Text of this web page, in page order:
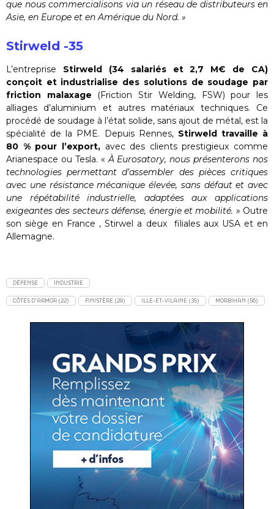
que nous commercialisons via un réseau de distributeurs en
Asie, en Europe et en Amérique du Nord. »
Stirweld -35
L’entreprise Stirweld (34 salariés et 2,7 M€ de CA)
conçoit et industrialise des solutions de soudage par
friction malaxage (Friction Stir Welding, FSW) pour les
alliages d’aluminium et autres matériaux techniques. Ce
procédé de soudage à l’état solide, sans ajout de métal, est la
spécialité de la PME. Depuis Rennes, Stirweld travaille à
80 % pour l’export,avec des clients prestigieux comme
Arianespace ou Tesla. « À Eurosatory, nous présenterons nos
technologies permettant d’assembler des pièces critiques
avec une résistance mécanique élevée, sans défaut et avec
une répétabilité industrielle, adaptées aux applications
exigeantes des secteurs défense, énergie et mobilité. » Outre
son siège en France , Stirwel a deux filiales aux USA et en
Allemagne.
DÉFENSE INDUSTRIE
CÔTES D'ARMOR (22) FINISTÈRE (29) ILLE-ET-VILAINE (35) MORBIHAN (56)